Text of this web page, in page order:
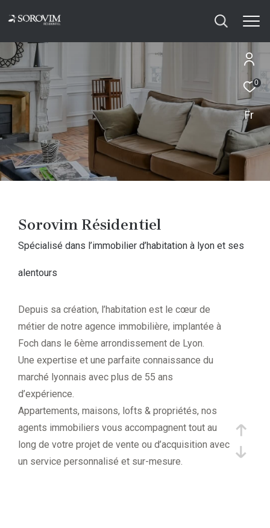
0
Fr
Sorovim Résidentiel
spécialisé dans l’immobilier d’habitation à lyon et ses
alentours
Depuis sa création, l’habitation est le cœur de
métier de notre agence immobilière, implantée à
Foch dans le 6ème arrondissement de Lyon.
Une expertise et une parfaite connaissance du
marché lyonnais avec plus de 55 ans
d’expérience.
Appartements, maisons, lofts & propriétés, nos
agents immobiliers vous accompagnent tout au
long de votre projet de vente ou d’acquisition avec
un service personnalisé et sur-mesure.